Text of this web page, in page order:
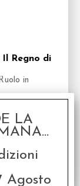
Il Regno di
in
LA
Agosto